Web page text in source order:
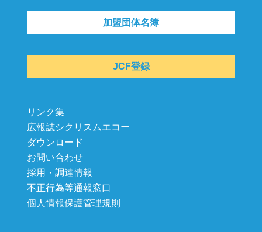
加盟団体名簿
JCF登録
リンク集
広報誌シクリスムエコー
ダウンロード
お問い合わせ
採用・調達情報
不正行為等通報窓口
個人情報保護管理規則